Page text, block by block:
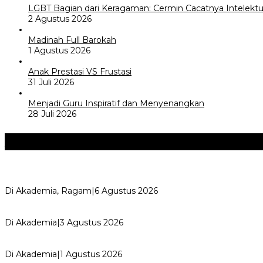
LGBT Bagian dari Keragaman: Cermin Cacatnya
2 Agustus 2026
Madinah Full Barokah
1 Agustus 2026
Anak Prestasi VS Frustasi
31 Juli 2026
Menjadi Guru Inspiratif dan Menyenangkan
28 Juli 2026
Di Akademia, Ragam|6 Agustus 2026
Di Akademia|3 Agustus 2026
Di Akademia|1 Agustus 2026